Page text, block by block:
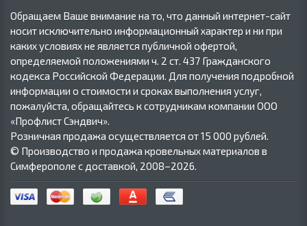
Обращаем Ваше внимание на то, что данный интернет-сайт
носит исключительно информационный характер и ни при
каких условиях не является публичной офертой,
определяемой положениями ч. 2 ст. 437 Гражданского
кодекса Российской Федерации. Для получения подробной
информации о стоимости и сроках выполнения услуг,
пожалуйста, обращайтесь к сотрудникам компании ООО
«Профлист Сэндвич».
Розничная продажа осуществляется от 15 000 рублей.
© Производство и продажа кровельных материалов в
Симферополе с доставкой, 2008–2026.